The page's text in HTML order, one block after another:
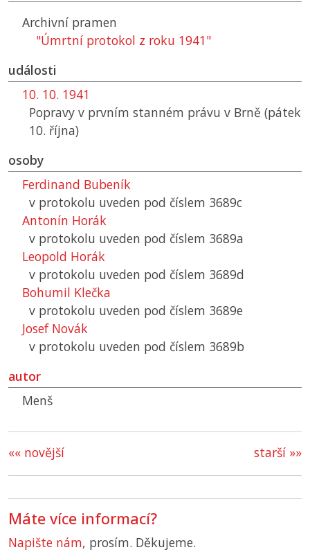
Archivní pramen
"Úmrtní protokol z roku 1941"
události
10. 10. 1941
Popravy v prvním stanném právu v Brně (pátek
10. října)
osoby
Ferdinand Bubeník
v protokolu uveden pod číslem 3689c
Antonín Horák
v protokolu uveden pod číslem 3689a
Leopold Horák
v protokolu uveden pod číslem 3689d
Bohumil Klečka
v protokolu uveden pod číslem 3689e
Josef Novák
v protokolu uveden pod číslem 3689b
autor
Menš
starší »»
«« novější
Máte více informací?
Napište nám, prosím. Děkujeme.